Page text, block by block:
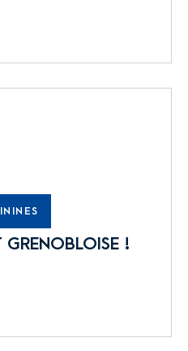
GRENOBLOISE !